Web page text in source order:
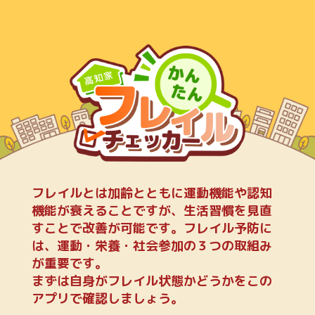
フレイルとは加齢とともに運動機能や認知
機能が衰えることですが、生活習慣を見直
すことで改善が可能です。フレイル予防に
は、運動・栄養・社会参加の３つの取組み
が重要です。
まずは自身がフレイル状態かどうかをこの
アプリで確認しましょう。